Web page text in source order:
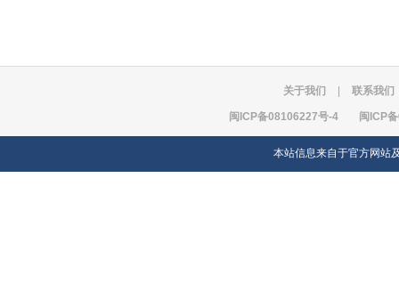
关于我们 联系我们
闽ICP备08106227号-4 闽ICP
本站信息来自于官方网站